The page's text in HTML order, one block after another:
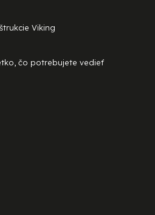
Viking
čo potrebujete vedieť